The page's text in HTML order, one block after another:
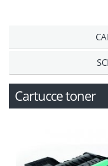
Cartucce toner